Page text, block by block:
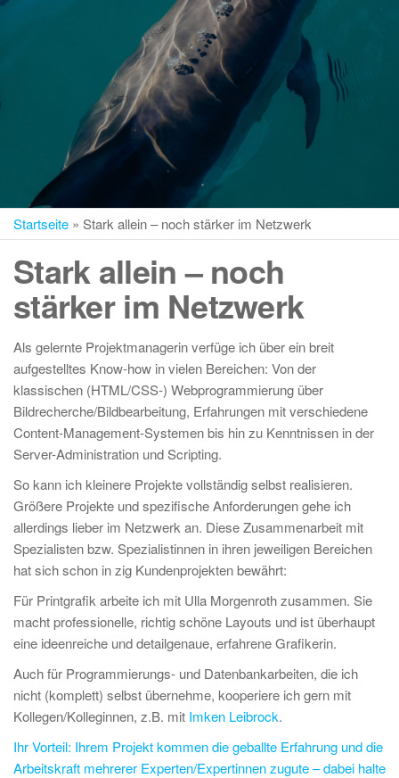
Startseite » Stark allein – noch stärker im Netzwerk
Stark allein – noch
stärker im Netzwerk
Als gelernte Projektmanagerin verfüge ich über ein breit
aufgestelltes Know-how in vielen Bereichen: Von der
klassischen (HTML/CSS-) Webprogrammierung über
Bildrecherche/Bildbearbeitung, Erfahrungen mit verschiedene
Content-Management-Systemen bis hin zu Kenntnissen in der
Server-Administration und Scripting.
So kann ich kleinere Projekte vollständig selbst realisieren.
Größere Projekte und spezifische Anforderungen gehe ich
allerdings lieber im Netzwerk an. Diese Zusammenarbeit mit
Spezialisten bzw. Spezialistinnen in ihren jeweiligen Bereichen
hat sich schon in zig Kundenprojekten bewährt:
Für Printgrafik arbeite ich mit Ulla Morgenroth zusammen. Sie
macht professionelle, richtig schöne Layouts und ist überhaupt
eine ideenreiche und detailgenaue, erfahrene Grafikerin.
Auch für Programmierungs- und Datenbankarbeiten, die ich
nicht (komplett) selbst übernehme, kooperiere ich gern mit
Kollegen/Kolleginnen, z.B. mit Imken Leibrock.
Ihr Vorteil: Ihrem Projekt kommen die geballte Erfahrung und die
Arbeitskraft mehrerer Experten/Expertinnen zugute – dabei halte